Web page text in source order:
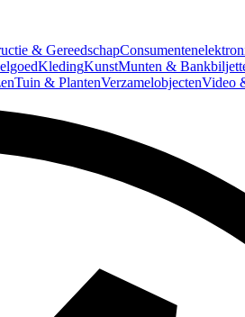
& Gereedschap
KledingKunstMunten &
Tuin & PlantenVerzamelobjectenVideo